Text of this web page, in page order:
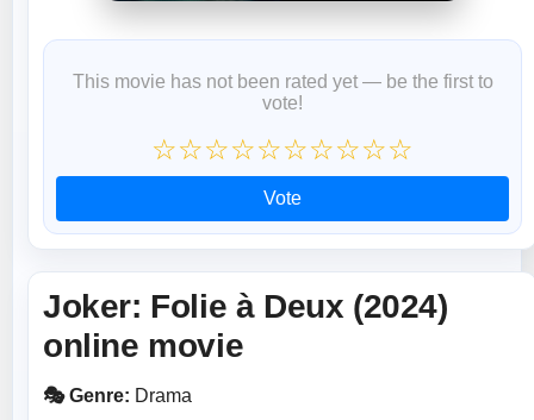
This movie has not been rated yet — be the first to
vote!
☆☆☆☆☆☆☆☆☆☆
Vote
Joker: Folie à Deux (2024)
online movie
🎭 Genre: Drama